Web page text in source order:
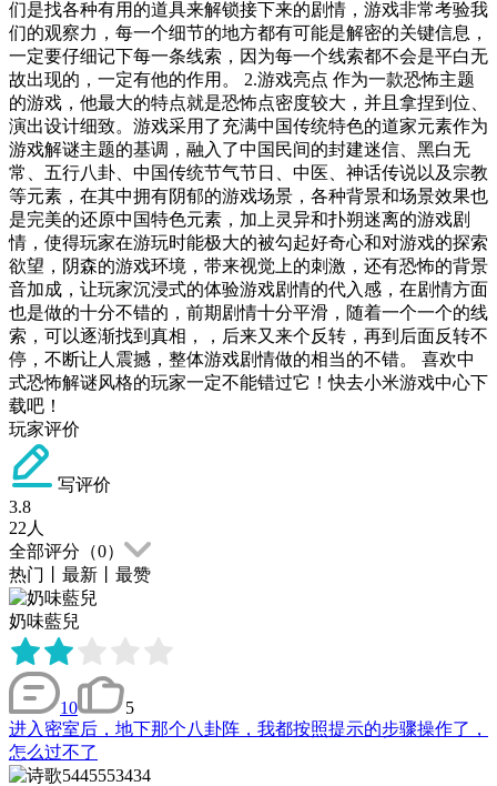
们是找各种有用的道具来解锁接下来的剧情，游戏非常考验我
们的观察力，每一个细节的地方都有可能是解密的关键信息，
一定要仔细记下每一条线索，因为每一个线索都不会是平白无
故出现的，一定有他的作用。 2.游戏亮点 作为一款恐怖主题
的游戏，他最大的特点就是恐怖点密度较大，并且拿捏到位、
演出设计细致。游戏采用了充满中国传统特色的道家元素作为
游戏解谜主题的基调，融入了中国民间的封建迷信、黑白无
常、五行八卦、中国传统节气节日、中医、神话传说以及宗教
等元素，在其中拥有阴郁的游戏场景，各种背景和场景效果也
是完美的还原中国特色元素，加上灵异和扑朔迷离的游戏剧
情，使得玩家在游玩时能极大的被勾起好奇心和对游戏的探索
欲望，阴森的游戏环境，带来视觉上的刺激，还有恐怖的背景
音加成，让玩家沉浸式的体验游戏剧情的代入感，在剧情方面
也是做的十分不错的，前期剧情十分平滑，随着一个一个的线
索，可以逐渐找到真相，，后来又来个反转，再到后面反转不
停，不断让人震撼，整体游戏剧情做的相当的不错。 喜欢中
式恐怖解谜风格的玩家一定不能错过它！快去小米游戏中心下
载吧！
玩家评价
写评价
3.8
22 人
全部评分（0）
热门
最新 最赞
奶味藍兒
10
5
进入密室后，地下那个八卦阵，我都按照提示的步骤操作了，
怎么过不了